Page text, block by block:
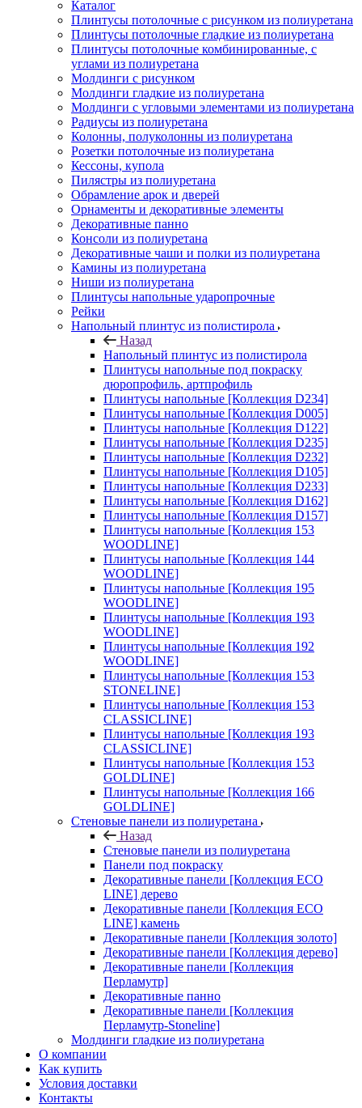
Каталог
Плинтусы потолочные с рисунком из полиуретана
Плинтусы потолочные гладкие из полиуретана
Плинтусы потолочные комбинированные, с
углами из полиуретана
Молдинги c рисунком
Молдинги гладкие из полиуретана
Молдинги с угловыми элементами из полиуретана
Радиусы из полиуретана
Колонны, полуколонны из полиуретана
Розетки потолочные из полиуретана
Кессоны, купола
Пилястры из полиуретана
Обрамление арок и дверей
Орнаменты и декоративные элементы
Декоративные панно
Консоли из полиуретана
Декоративные чаши и полки из полиуретана
Камины из полиуретана
Ниши из полиуретана
Плинтусы напольные ударопрочные
Рейки
Напольный плинтус из полистирола
Назад
Напольный плинтус из полистирола
Плинтусы напольные под покраску
дюропрофиль, артпрофиль
Плинтусы напольные [Коллекция D234]
Плинтусы напольные [Коллекция D005]
Плинтусы напольные [Коллекция D122]
Плинтусы напольные [Коллекция D235]
Плинтусы напольные [Коллекция D232]
Плинтусы напольные [Коллекция D105]
Плинтусы напольные [Коллекция D233]
Плинтусы напольные [Коллекция D162]
Плинтусы напольные [Коллекция D157]
Плинтусы напольные [Коллекция 153
WOODLINE]
Плинтусы напольные [Коллекция 144
WOODLINE]
Плинтусы напольные [Коллекция 195
WOODLINE]
Плинтусы напольные [Коллекция 193
WOODLINE]
Плинтусы напольные [Коллекция 192
WOODLINE]
Плинтусы напольные [Коллекция 153
STONELINE]
Плинтусы напольные [Коллекция 153
CLASSICLINE]
Плинтусы напольные [Коллекция 193
CLASSICLINE]
Плинтусы напольные [Коллекция 153
GOLDLINE]
Плинтусы напольные [Коллекция 166
GOLDLINE]
Стеновые панели из полиуретана
Назад
Стеновые панели из полиуретана
Панели под покраску
Декоративные панели [Коллекция ECO
LINE] дерево
Декоративные панели [Коллекция ECO
LINE] камень
Декоративные панели [Коллекция золото]
Декоративные панели [Коллекция дерево]
Декоративные панели [Коллекция
Перламутр]
Декоративные панно
Декоративные панели [Коллекция
Перламутр-Stoneline]
Молдинги гладкие из полиуретана
О компании
Как купить
Условия доставки
Контакты